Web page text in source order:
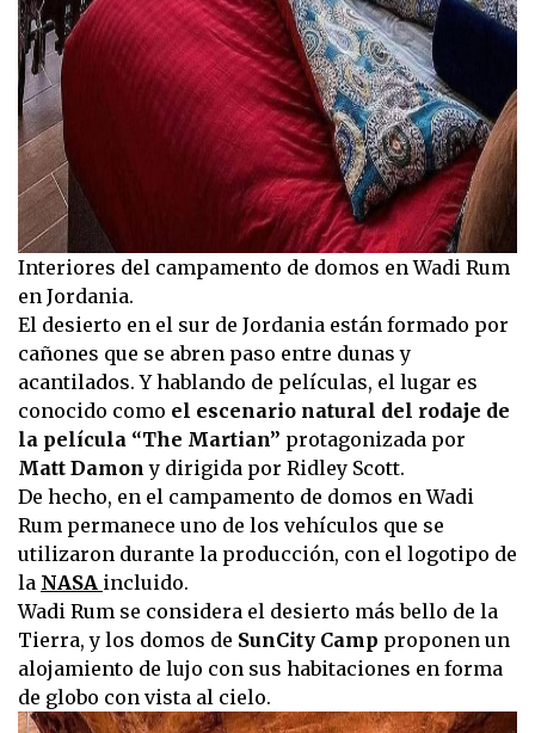
Interiores del campamento de domos en Wadi Rum
en Jordania.
El desierto en el sur de Jordania están formado por
cañones que se abren paso entre dunas y
acantilados. Y hablando de películas, el lugar es
conocido como el escenario natural del rodaje de
la película “The Martian” protagonizada por
Matt Damon y dirigida por Ridley Scott.
De hecho, en el campamento de domos en Wadi
Rum permanece uno de los vehículos que se
utilizaron durante la producción, con el logotipo de
la NASA incluido.
Wadi Rum se considera el desierto más bello de la
Tierra, y los domos de SunCity Camp proponen un
alojamiento de lujo con sus habitaciones en forma
de globo con vista al cielo.